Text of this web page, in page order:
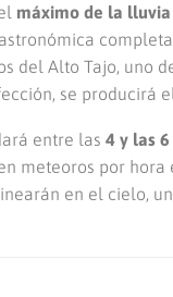
máximo de la
del Alto Tajo, uno
se producirá
entre las 4 y las
meteoros por
en el cielo,